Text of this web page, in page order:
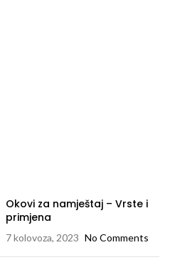
Okovi za namještaj – Vrste i
primjena
7 kolovoza, 2023 No Comments